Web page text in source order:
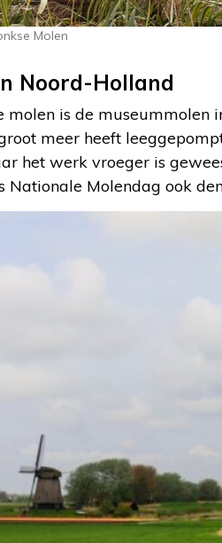
Molen
Noord-Holland
molen is de
meer heeft
het werk vroeger is
Nationale Molendag ook